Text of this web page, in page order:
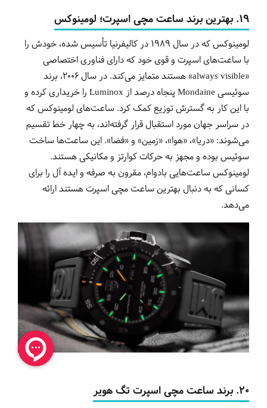
19. بهترین برند ساعت مچی اسپرت؛ لومینوکس
لومینوکس که در سال 1989 در کالیفرنیا تأسیس شده، خودش را
با ساعت‌های اسپرت و قوی خود که دارای فناوری اختصاصی
«always visible» هستند متمایز می‌کند. در سال 2006، برند
سوئیسی Mondaine پنجاه درصد از Luminox را خریداری کرده و
با این کار به گسترش توزیع کمک کرد. ساعت‌های لومینوکس که
در سراسر جهان مورد استقبال قرار گرفته‌اند، به چهار خط تقسیم
می‌شوند: «دریا»، «هوا»، «زمین» و «فضا». این ساعت‌ها ساخت
سوئیس بوده و مجهز به حرکات کوارتز و مکانیکی هستند.
لومینوکس ساعت‌هایی بادوام، مقرون به صرفه و ایده آل را برای
کسانی که به دنبال بهترین ساعت مچی اسپرت هستند ارائه
می‌دهد.
20. برند ساعت مچی اسپرت تگ هویر